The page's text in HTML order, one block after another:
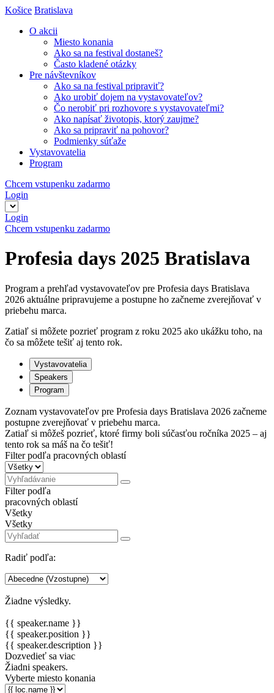
Košice Bratislava
O akcii
Miesto konania
Ako sa na festival dostaneš?
Často kladené otázky
Pre návštevníkov
Ako sa na festival pripraviť?
Ako urobiť dojem na vystavovateľov?
Čo nerobiť pri rozhovore s vystavovateľmi?
Ako napísať životopis, ktorý zaujme?
Ako sa pripraviť na pohovor?
Podmienky súťaže
Vystavovatelia
Program
Chcem vstupenku zadarmo
Login
Login
Chcem vstupenku zadarmo
Profesia days 2025 Bratislava
Program a prehľad vystavovateľov pre Profesia days Bratislava
2026 aktuálne pripravujeme a postupne ho začneme zverejňovať v
priebehu marca.
Zatiaľ si môžete pozrieť program z roku 2025 ako ukážku toho, na
čo sa môžete tešiť aj tento rok.
Vystavovatelia
Speakers
Program
Zoznam vystavovateľov pre Profesia days Bratislava 2026 začneme
postupne zverejňovať v priebehu marca.
Zatiaľ si môžeš pozrieť, ktoré firmy boli súčasťou ročníka 2025 – aj
tento rok sa máš na čo tešiť!
Filter podľa pracovných oblastí
Filter podľa
pracovných oblastí
Všetky
Všetky
Radiť podľa:
Žiadne výsledky.
{{ speaker.name }}
{{ speaker.position }}
{{ speaker.description }}
Dozvedieť sa viac
Žiadni speakers.
Vyberte miesto konania